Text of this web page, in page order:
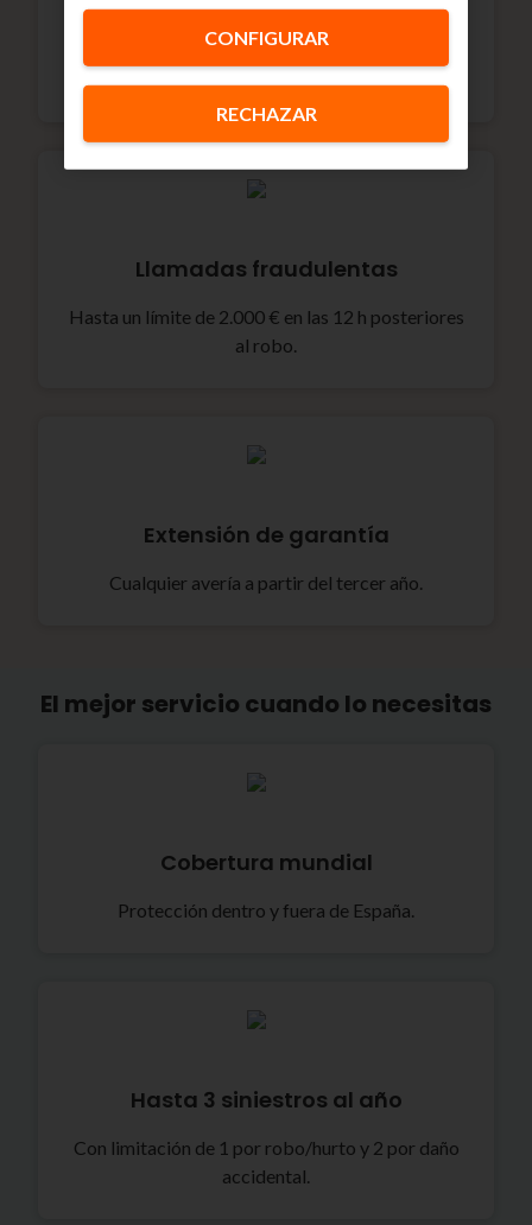
Daños accidentales
Llamadas fraudulentas
Hasta un límite de 2.000 € en las 12 h posteriores
al robo.
Extensión de garantía
Cualquier avería a partir del tercer año.
El mejor servicio cuando lo necesitas
Cobertura mundial
Protección dentro y fuera de España.
Hasta 3 siniestros al año
Con limitación de 1 por robo/hurto y 2 por daño
accidental.
CONFIGURAR
RECHAZAR